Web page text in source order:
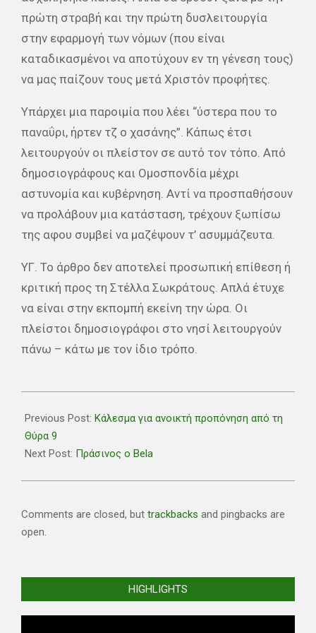
πρώτη στραβή και την πρώτη δυσλειτουργία
στην εφαρμογή των νόμων (που είναι
καταδικασμένοι να αποτύχουν εν τη γένεση τους)
να μας παίζουν τους μετά Χριστόν προφήτες.
Υπάρχει μια παροιμία που λέει “ύστερα που το
παναΰρι, ήρτεν τζ ο χασάνης”. Κάπως έτσι
λειτουργούν οι πλείστον σε αυτό τον τόπο. Από
δημοσιογράφους και Ομοσπονδία μέχρι
αστυνομία και κυβέρνηση. Αντί να προσπαθήσουν
να προλάβουν μια κατάσταση, τρέχουν ξωπίσω
της αφου συμβεί να μαζέψουν τ’ ασυμμάζευτα.
ΥΓ. Το άρθρο δεν αποτελεί προσωπική επίθεση ή
κριτική προς τη Στέλλα Σωκράτους. Απλά έτυχε
να είναι στην εκπομπή εκείνη την ώρα. Οι
πλείστοι δημοσιογράφοι στο νησί λειτουργούν
πάνω – κάτω με τον ίδιο τρόπο.
09-
25
Previous Post: Κάλεσμα για ανοικτή προπόνηση από τη
Θύρα 9
Next Post: Πράσινος ο Bela
Comments are closed, but trackbacks and pingbacks are
open.
HIGHLIGHTS